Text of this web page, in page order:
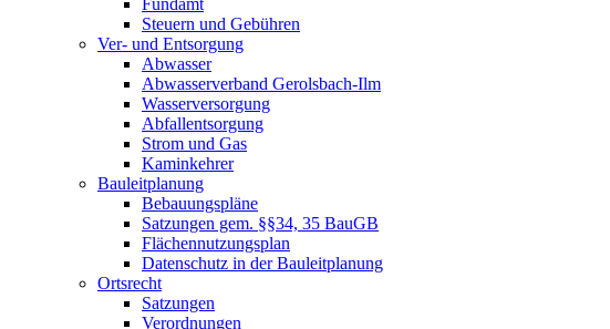
Fundamt
Steuern und Gebühren
Ver- und Entsorgung
Abwasser
Abwasserverband Gerolsbach-Ilm
Wasserversorgung
Abfallentsorgung
Strom und Gas
Kaminkehrer
Bauleitplanung
Bebauungspläne
Satzungen gem. §§34, 35 BauGB
Flächennutzungsplan
Datenschutz in der Bauleitplanung
Ortsrecht
Satzungen
Verordnungen